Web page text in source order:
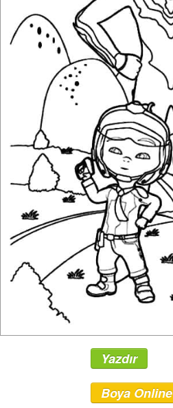
Yazdır
Boya Online